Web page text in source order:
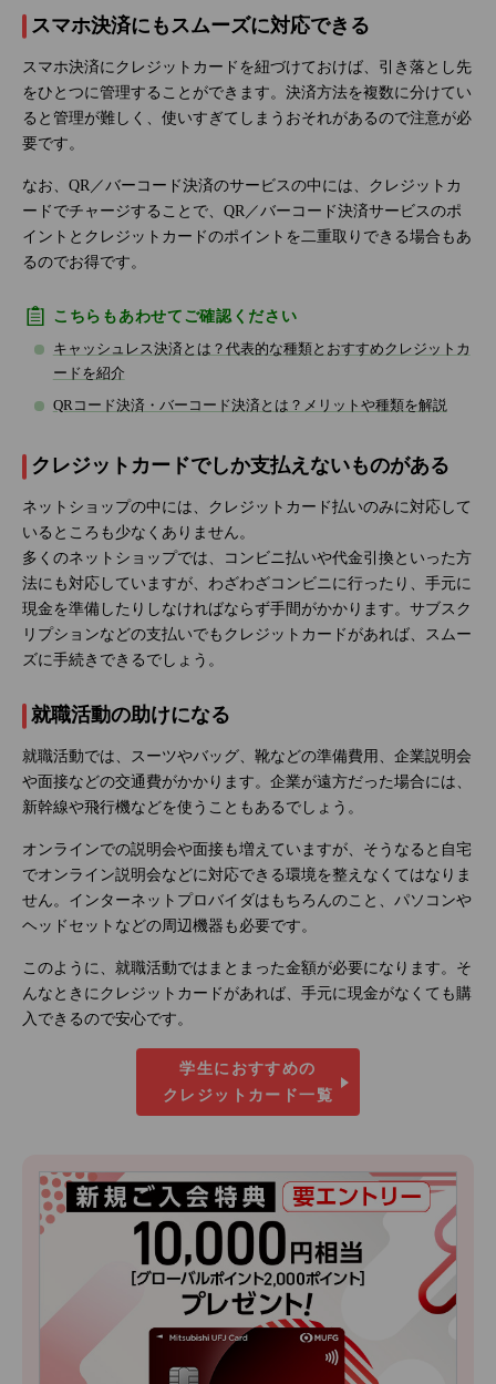
スマホ決済にもスムーズに対応できる
スマホ決済にクレジットカードを紐づけておけば、引き落とし先
をひとつに管理することができます。決済方法を複数に分けてい
ると管理が難しく、使いすぎてしまうおそれがあるので注意が必
要です。
なお、QR／バーコード決済のサービスの中には、クレジットカ
ードでチャージすることで、QR／バーコード決済サービスのポ
イントとクレジットカードのポイントを二重取りできる場合もあ
るのでお得です。
こちらもあわせてご確認ください
キャッシュレス決済とは？代表的な種類とおすすめクレジットカ
ードを紹介
QRコード決済・バーコード決済とは？メリットや種類を解説
クレジットカードでしか支払えないものがある
ネットショップの中には、クレジットカード払いのみに対応して
いるところも少なくありません。
多くのネットショップでは、コンビニ払いや代金引換といった方
法にも対応していますが、わざわざコンビニに行ったり、手元に
現金を準備したりしなければならず手間がかかります。サブスク
リプションなどの支払いでもクレジットカードがあれば、スムー
ズに手続きできるでしょう。
就職活動の助けになる
就職活動では、スーツやバッグ、靴などの準備費用、企業説明会
や面接などの交通費がかかります。企業が遠方だった場合には、
新幹線や飛行機などを使うこともあるでしょう。
オンラインでの説明会や面接も増えていますが、そうなると自宅
でオンライン説明会などに対応できる環境を整えなくてはなりま
せん。インターネットプロバイダはもちろんのこと、パソコンや
ヘッドセットなどの周辺機器も必要です。
このように、就職活動ではまとまった金額が必要になります。そ
んなときにクレジットカードがあれば、手元に現金がなくても購
入できるので安心です。
学生におすすめの
クレジットカード一覧